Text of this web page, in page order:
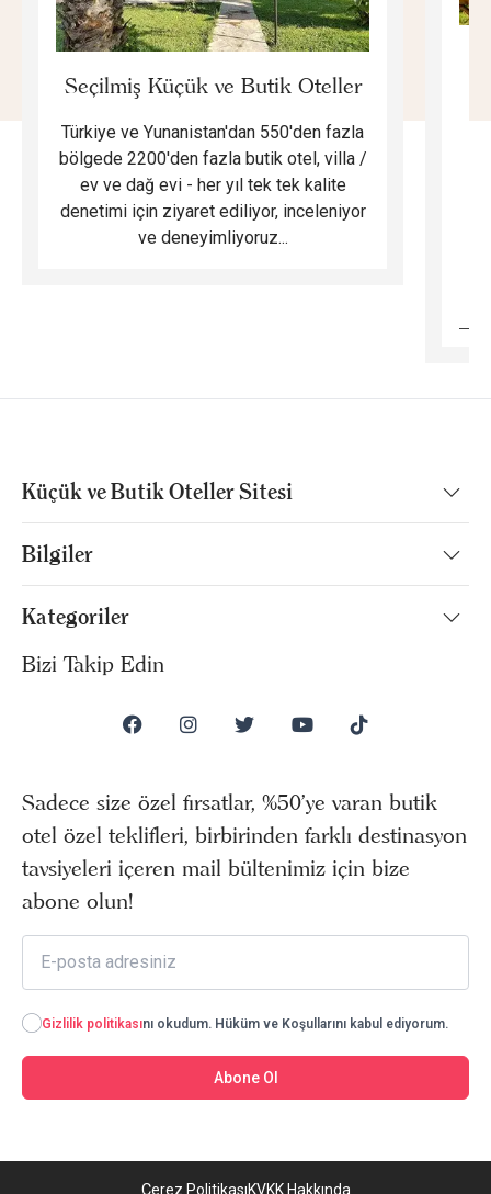
Seçilmiş Küçük ve Butik Oteller
Türkiye ve Yunanistan'dan 550'den fazla
bölgede 2200'den fazla butik otel, villa /
ev ve dağ evi - her yıl tek tek kalite
denetimi için ziyaret ediliyor, inceleniyor
ve deneyimliyoruz...
Küçük ve Butik Oteller Sitesi
Bilgiler
Kategoriler
Bizi Takip Edin
Sadece size özel fırsatlar, %50’ye varan butik
otel özel teklifleri, birbirinden farklı destinasyon
tavsiyeleri içeren mail bültenimiz için bize
abone olun!
Gizlilik politikasını okudum. Hüküm ve Koşullarını kabul ediyorum.
Abone Ol
Çerez PolitikasıKVKK Hakkında